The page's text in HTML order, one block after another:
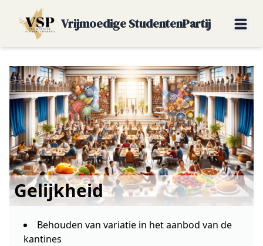
Vrijmoedige StudentenPartij
Gelijkheid
Behouden van variatie in het aanbod van de
kantines